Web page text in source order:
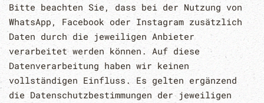
Bitte beachten Sie, dass bei der Nutzung von
WhatsApp, Facebook oder Instagram zusätzlich
Daten durch die jeweiligen Anbieter
verarbeitet werden können. Auf diese
Datenverarbeitung haben wir keinen
vollständigen Einfluss. Es gelten ergänzend
die Datenschutzbestimmungen der jeweiligen